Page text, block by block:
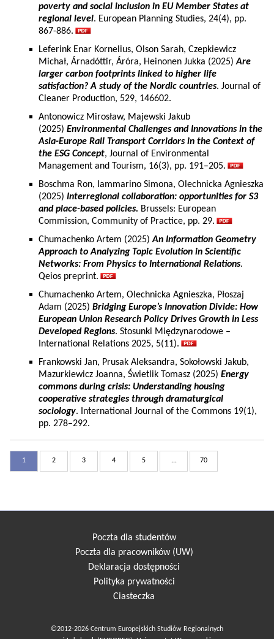
poverty and social inclusion in EU Member States at
regional level. European Planning Studies, 24(4), pp.
867-886.
Leferink Enar Kornelius, Olson Sarah, Czepkiewicz
Michał, Árnadóttir, Áróra, Heinonen Jukka (2025)Are
larger carbon footprints linked to higher life
satisfaction? A study of the Nordic countries. Journal of
Cleaner Production, 529, 146602.
Antonowicz Mirosław, Majewski Jakub
(2025) Environmental Challenges and Innovations in the
Asia-Europe Rail Transport Corridors in the Context of
the ESG Concept, Journal of Environmental
Management and Tourism, 16(3), pp. 191–205.
Boschma Ron, Iammarino Simona, Olechnicka Agnieszka
(2025) Interregional collaboration: opportunities for S3
and place-based policies. Brussels: European
Commission, Community of Practice, pp. 29.
Chumachenko Artem (2025)An Information Geometry
Approach to Analyzing Topic Evolution in Scientific
Networks: From Physics to International Relations.
Qeios preprint.
Chumachenko Artem, Olechnicka Agnieszka, Płoszaj
Adam (2025) Bridging Europe’s Innovation Divide: How
European Union Research Policy Drives Growth in Less
Developed Regions. Stosunki Międzynarodowe –
International Relations 2025, 5(11).
Frankowski Jan, Prusak Aleksandra, Sokołowski Jakub,
Mazurkiewicz Joanna, Świetlik Tomasz (2025) Energy
commons during crisis: Understanding housing
cooperative strategies through dramaturgical
sociology. International Journal of the Commons 19(1),
pp. 278–292.
1 2 3 4 5 ... 70
Poczta dla studentów
Poczta dla pracowników (UW)
Deklaracja dostępności
Polityka prywatności
Ciasteczka
©2012-2026 Centrum Europejskich Studiów Regionalnych